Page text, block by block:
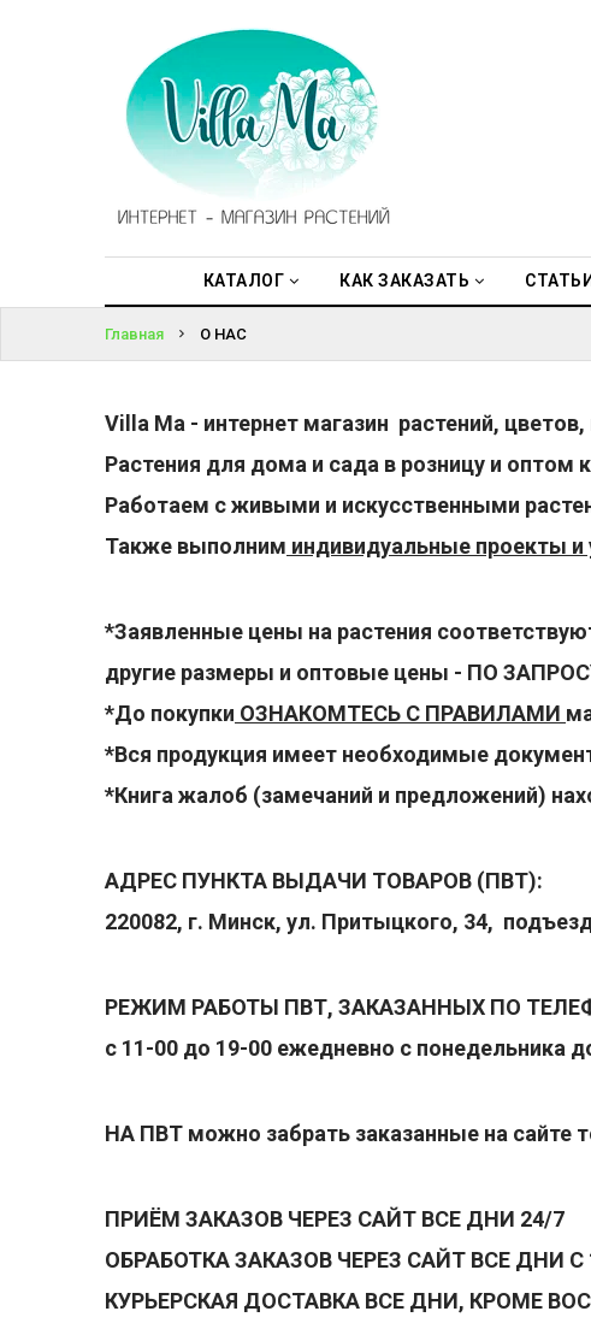
КАТАЛОГ КАК ЗАКАЗАТЬ СТАТЬИ
ВОЙТИ
ПАРОЛЬ?
Главная О НАС
Villa Ma - интернет магазин растений,
Растения для дома и сада в розницу и оптом
Работаем с живыми и искусственными
Также выполним индивидуальные проекты и
*Заявленные цены на растения
другие размеры и оптовые цены - ПО
*До покупки ОЗНАКОМТЕСЬ С ПРАВИЛАМИ
*Вся продукция имеет необходимые
*Книга жалоб (замечаний и предложений)
АДРЕС ПУНКТА ВЫДАЧИ ТОВАРОВ (ПВТ):
220082, г. Минск, ул. Притыцкого, 34,
РЕЖИМ РАБОТЫ ПВТ, ЗАКАЗАННЫХ ПО
с 11-00 до 19-00 ежедневно с
НА ПВТ можно забрать заказанные на сайте
ПРИЁМ ЗАКАЗОВ ЧЕРЕЗ САЙТ ВСЕ ДНИ 24/7
ОБРАБОТКА ЗАКАЗОВ ЧЕРЕЗ САЙТ ВСЕ ДНИ С
КУРЬЕРСКАЯ ДОСТАВКА ВСЕ ДНИ, КРОМЕ